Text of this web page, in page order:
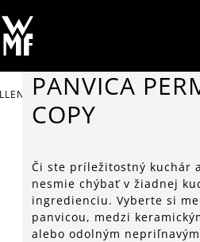
Ø 24 CM - COPY
PANVICA
COPY
Či ste príležitostný kuchár
nesmie chýbať v žiadnej
ingredienciu. Vyberte si
panvicou, medzi
alebo odolným